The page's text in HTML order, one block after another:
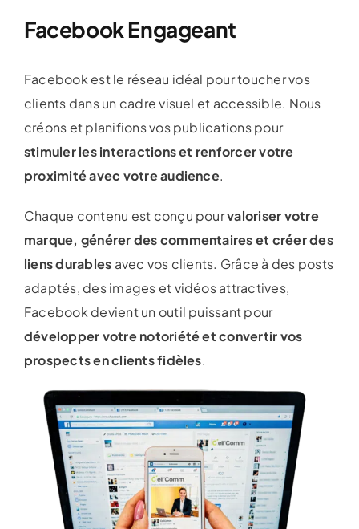
Facebook Engageant
Facebook est le réseau idéal pour toucher vos
clients dans un cadre visuel et accessible. Nous
créons et planifions vos publications pour
stimuler les interactions et renforcer votre
proximité avec votre audience.
Chaque contenu est conçu pourvaloriser votre
marque, générer des commentaires et créer des
liens durables avec vos clients. Grâce à des posts
adaptés, des images et vidéos attractives,
Facebook devient un outil puissant pour
développer votre notoriété et convertir vos
prospects en clients fidèles.